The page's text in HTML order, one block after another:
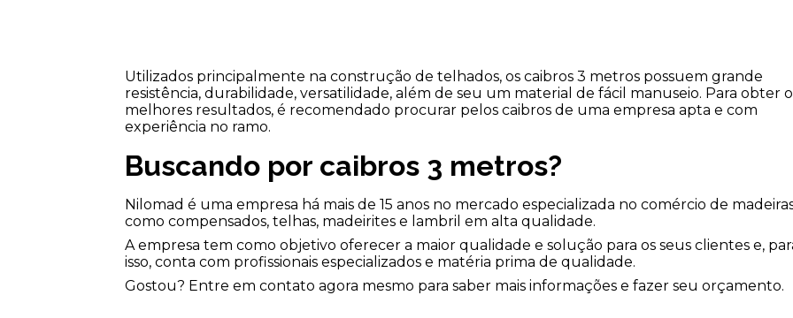
Utilizados principalmente na construção de telhados, os caibros 3 metros possuem grande
resistência, durabilidade, versatilidade, além de seu um material de fácil manuseio. Para obter
melhores resultados, é recomendado procurar pelos caibros de uma empresa apta e com
experiência no ramo.
Buscando por caibros 3 metros?
Nilomad é uma empresa há mais de 15 anos no mercado especializada no comércio de
como compensados, telhas, madeirites e lambril em alta qualidade.
A empresa tem como objetivo oferecer a maior qualidade e solução para os seus clientes e,
isso, conta com profissionais especializados e matéria prima de qualidade.
Gostou? Entre em contato agora mesmo para saber mais informações e fazer seu orçamento.